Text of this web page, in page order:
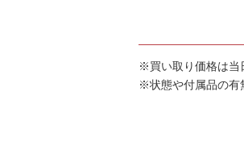
※買い取り価格は当
※状態や付属品の有